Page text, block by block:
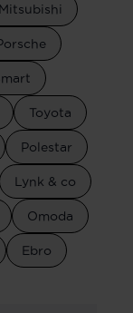
Mitsubishi
Toyota
Polestar
Lynk & co
Omoda
Ebro